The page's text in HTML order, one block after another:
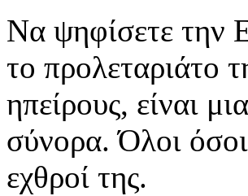
Να ψηφίσετε την
το προλεταριάτο
ηπείρους, είναι
σύνορα. Όλοι όσοι
εχθροί της.